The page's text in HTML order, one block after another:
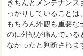
きちんとメンテナンス
っかりしていることは
もちろん外観も重要
のに外観が痛んでいる
なかったと判断されま